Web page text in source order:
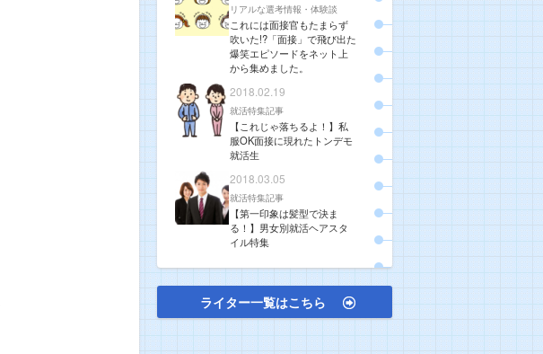
リアルな選考情報・体験談
これには面接官もたまらず
吹いた!?「面接」で飛び出た
爆笑エピソードをネット上
から集めました。
2018.02.19
就活特集記事
【これじゃ落ちるよ！】私
服OK面接に現れたトンデモ
就活生
2018.03.05
就活特集記事
【第一印象は髪型で決ま
る！】男女別就活ヘアスタ
イル特集
ライター一覧はこちら